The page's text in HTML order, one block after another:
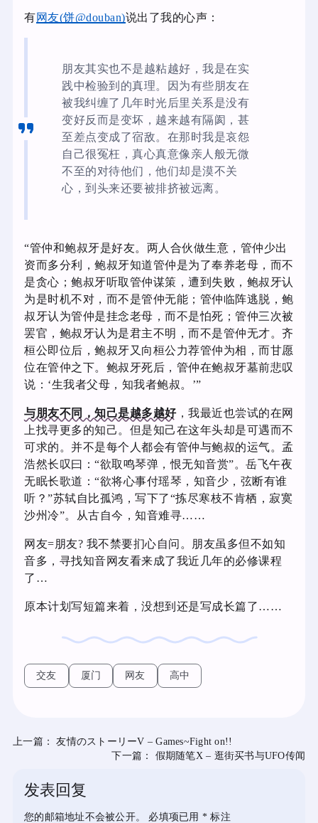
有网友(饼@douban)说出了我的心声：
朋友其实也不是越粘越好，我是在实
践中检验到的真理。因为有些朋友在
被我纠缠了几年时光后里关系是没有
变好反而是变坏，越来越有隔阂，甚
至差点变成了宿敌。在那时我是哀怨
自己很冤枉，真心真意像亲人般无微
不至的对待他们，他们却是漠不关
心，到头来还要被排挤被远离。
“管仲和鲍叔牙是好友。两人合伙做生意，管仲少出
资而多分利，鲍叔牙知道管仲是为了奉养老母，而不
是贪心；鲍叔牙听取管仲谋策，遭到失败，鲍叔牙认
为是时机不对，而不是管仲无能；管仲临阵逃脱，鲍
叔牙认为管仲是挂念老母，而不是怕死；管仲三次被
罢官，鲍叔牙认为是君主不明，而不是管仲无才。齐
桓公即位后，鲍叔牙又向桓公力荐管仲为相，而甘愿
位在管仲之下。鲍叔牙死后，管仲在鲍叔牙墓前悲叹
说：‘生我者父母，知我者鲍叔。’”
与朋友不同，知己是越多越好，我最近也尝试的在网
上找寻更多的知己。但是知己在这年头却是可遇而不
可求的。并不是每个人都会有管仲与鲍叔的运气。孟
浩然长叹曰：“欲取鸣琴弹，恨无知音赏”。岳飞午夜
无眠长歌道：“欲将心事付瑶琴，知音少，弦断有谁
听？”苏轼自比孤鸿，写下了“拣尽寒枝不肯栖，寂寞
沙州冷”。从古自今，知音难寻……
网友=朋友? 我不禁要扪心自问。朋友虽多但不如知
音多，寻找知音网友看来成了我近几年的必修课程
了…
原本计划写短篇来着，没想到还是写成长篇了……
交友 厦门 网友 高中
上一篇：
友情のストーリーV – Games~Fight on!!
下一篇：
假期随笔X – 逛街买书与UFO传闻
发表回复
您的邮箱地址不会被公开。 必填项已用 * 标注